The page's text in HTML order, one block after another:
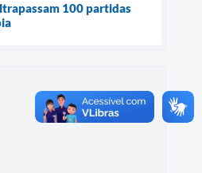
100 partidas